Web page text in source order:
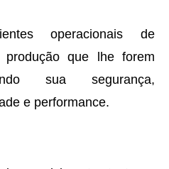
operacionais de
produção que lhe forem
sua segurança,
e performance.